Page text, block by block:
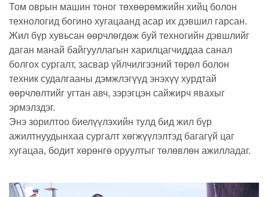
Том оврын машин тоног төхөөрөмжийн хийц болон
технологид богино хугацаанд асар их дэвшил гарсан.
Жил бүр хувьсан өөрчлөгдөж буй техногийн дэвшлийг
даган манай байгууллагын харилцагчиддаа санал
болгох сургалт, засвар үйлчилгээний төрөл болон
техник судалгааны дэмжлэгүүд энэхүү хурдтай
өөрчлөлтийг угтан авч, зэрэгцэн сайжирч явахыг
эрмэлздэг.
Энэ зорилтоо биелүүлэхийн тулд бид жил бүр
ажилтнуудынхаа сургалт хөгжүүлэлтэд багагүй цаг
хугацаа, бодит хөрөнгө оруултыг төлөвлөн ажилладаг.